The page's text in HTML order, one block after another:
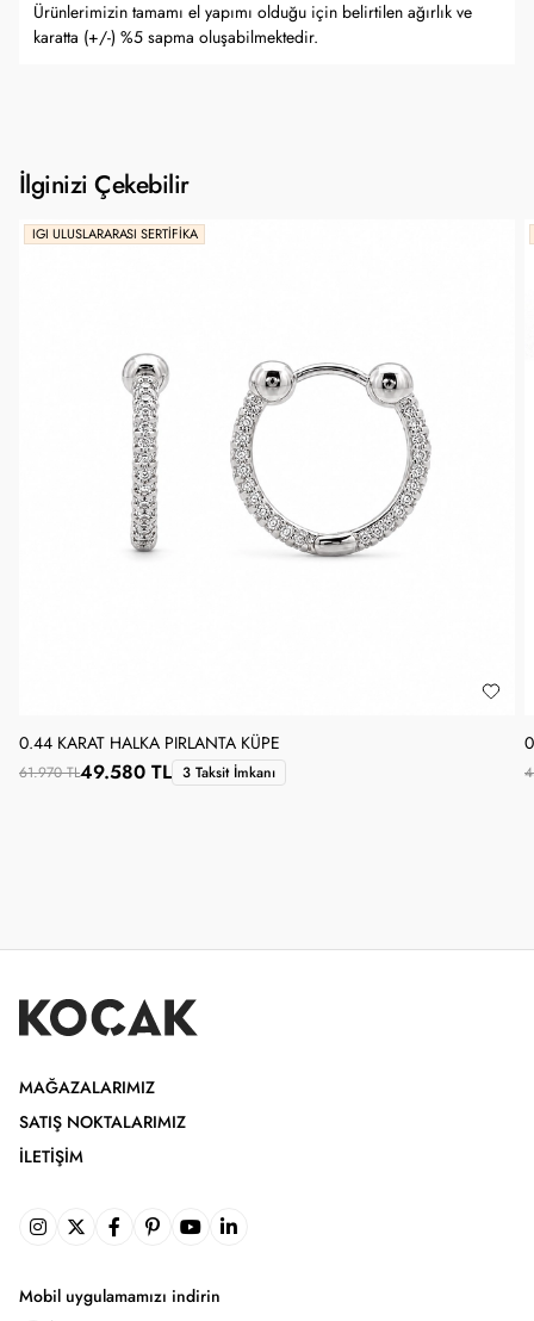
Ürünlerimizin tamamı el yapımı olduğu için belirtilen ağırlık ve
karatta (+/-) %5 sapma oluşabilmektedir.
İlginizi Çekebilir
IGI ULUSLARARASI SERTIFIKA
0.44 KARAT HALKA PIRLANTA KÜPE
61.970 TL49.580 TL 3 Taksit İmkanı
MAĞAZALARIMIZ
SATIŞ NOKTALARIMIZ
İLETIŞIM
Mobil uygulamamızı indirin